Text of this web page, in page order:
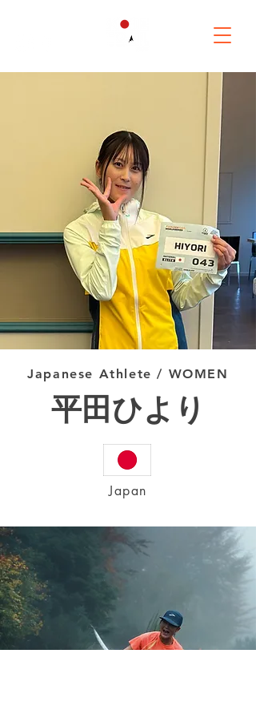
Japanese Athlete / WOMEN
平田ひより
Japan